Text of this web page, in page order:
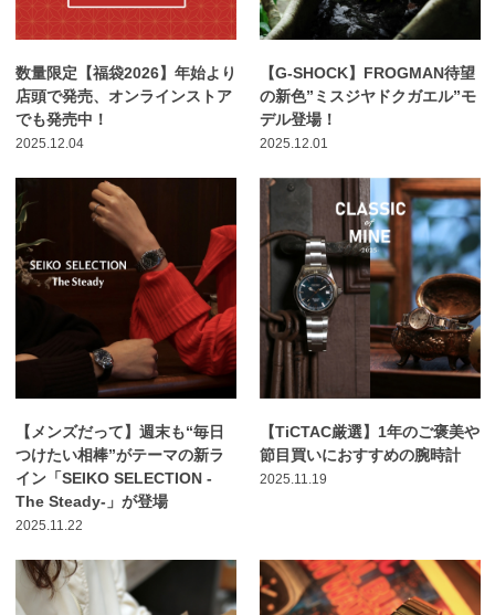
数量限定【福袋2026】年始より
店頭で発売、オンラインストア
でも発売中！
2025.12.04
【G-SHOCK】FROGMAN待望
の新色”ミスジヤドクガエル”モ
デル登場！
2025.12.01
【メンズだって】週末も“毎日
つけたい相棒”がテーマの新ラ
イン「SEIKO SELECTION -
The Steady-」が登場
2025.11.22
【TiCTAC厳選】1年のご褒美や
節目買いにおすすめの腕時計
2025.11.19